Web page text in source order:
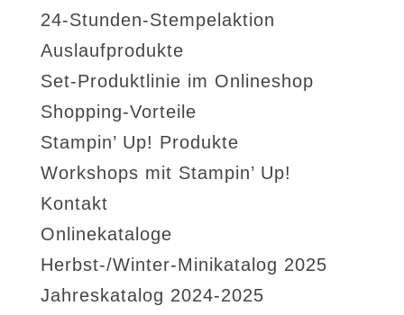
24-Stunden-Stempelaktion
Auslaufprodukte
Set-Produktlinie im Onlineshop
Shopping-Vorteile
Stampin’ Up! Produkte
Workshops mit Stampin’ Up!
Kontakt
Onlinekataloge
Herbst-/Winter-Minikatalog 2025
Jahreskatalog 2024-2025